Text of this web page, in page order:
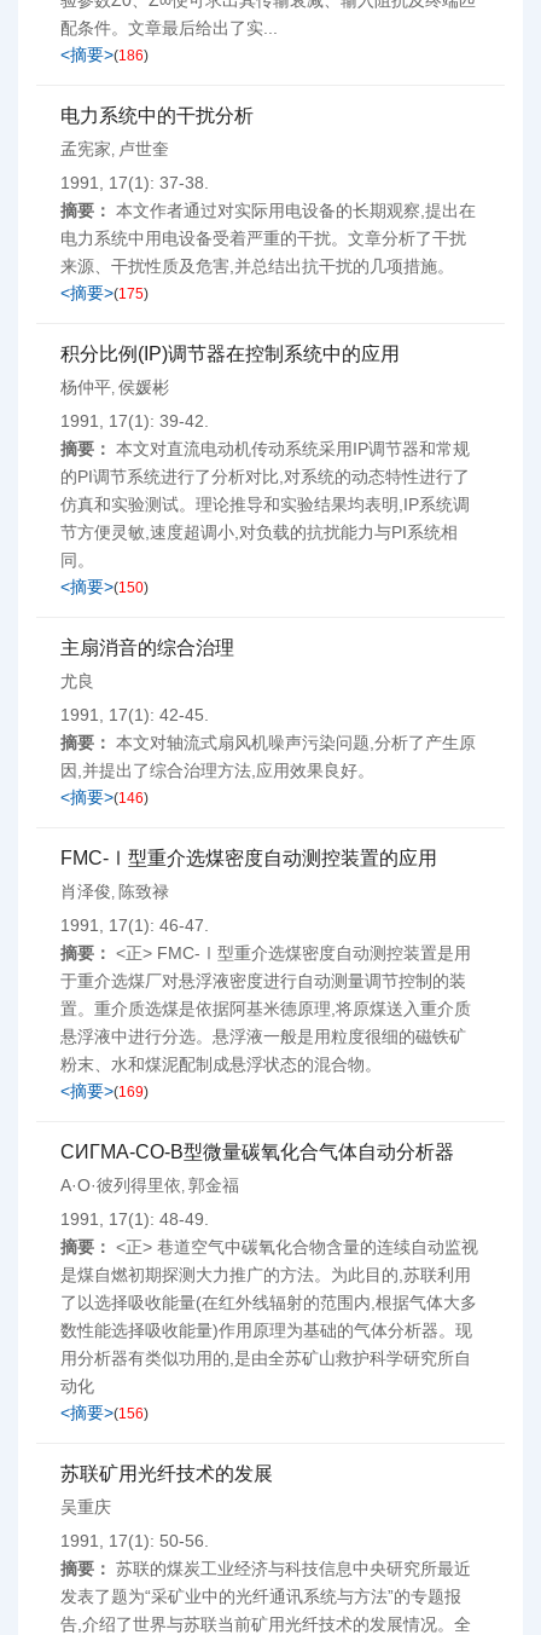
配条件。文章最后给出了实...
<摘要>(186)
电力系统中的干扰分析
孟宪家, 卢世奎
1991, 17(1): 37-38.
摘要： 本文作者通过对实际用电设备的长期观察,提出在
电力系统中用电设备受着严重的干扰。文章分析了干扰
来源、干扰性质及危害,并总结出抗干扰的几项措施。
<摘要>(175)
积分比例(IP)调节器在控制系统中的应用
杨仲平, 侯媛彬
1991, 17(1): 39-42.
摘要： 本文对直流电动机传动系统采用IP调节器和常规
的PI调节系统进行了分析对比,对系统的动态特性进行了
仿真和实验测试。理论推导和实验结果均表明,IP系统调
节方便灵敏,速度超调小,对负载的抗扰能力与PI系统相
同。
<摘要>(150)
主扇消音的综合治理
尤良
1991, 17(1): 42-45.
摘要： 本文对轴流式扇风机噪声污染问题,分析了产生原
因,并提出了综合治理方法,应用效果良好。
<摘要>(146)
FMC-Ⅰ型重介选煤密度自动测控装置的应用
肖泽俊, 陈致禄
1991, 17(1): 46-47.
摘要： <正> FMC-Ⅰ型重介选煤密度自动测控装置是用
于重介选煤厂对悬浮液密度进行自动测量调节控制的装
置。重介质选煤是依据阿基米德原理,将原煤送入重介质
悬浮液中进行分选。悬浮液一般是用粒度很细的磁铁矿
粉末、水和煤泥配制成悬浮状态的混合物。
<摘要>(169)
СИГМА-СО-В型微量碳氧化合气体自动分析器
A·O·彼列得里依, 郭金福
1991, 17(1): 48-49.
摘要： <正> 巷道空气中碳氧化合物含量的连续自动监视
是煤自燃初期探测大力推广的方法。为此目的,苏联利用
了以选择吸收能量(在红外线辐射的范围内,根据气体大多
数性能选择吸收能量)作用原理为基础的气体分析器。现
用分析器有类似功用的,是由全苏矿山救护科学研究所自
动化
<摘要>(156)
苏联矿用光纤技术的发展
吴重庆
1991, 17(1): 50-56.
摘要： 苏联的煤炭工业经济与科技信息中央研究所最近
发表了题为“采矿业中的光纤通讯系统与方法”的专题报
告,介绍了世界与苏联当前矿用光纤技术的发展情况。全